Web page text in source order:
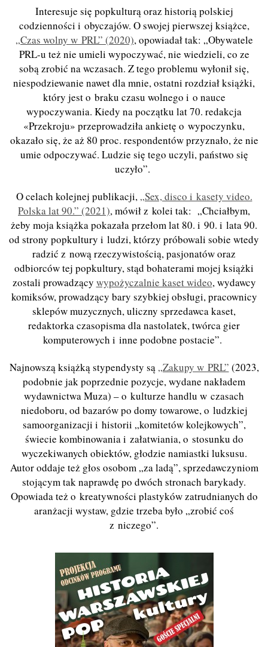
Interesuje się popkulturą oraz historią polskiej
codzienności i obyczajów. O swojej pierwszej książce,
„Czas wolny w PRL” (2020), opowiadał tak: „Obywatele
PRL-u też nie umieli wypoczywać, nie wiedzieli, co ze
sobą zrobić na wczasach. Z tego problemu wyłonił się,
niespodziewanie nawet dla mnie, ostatni rozdział książki,
który jest o braku czasu wolnego i o nauce
wypoczywania. Kiedy na początku lat 70. redakcja
«Przekroju» przeprowadziła ankietę o wypoczynku,
okazało się, że aż 80 proc. respondentów przyznało, że nie
umie odpoczywać. Ludzie się tego uczyli, państwo się
uczyło”.
O celach kolejnej publikacji, „Sex, disco i kasety video.
Polska lat 90.” (2021), mówił z kolei tak: „Chciałbym,
żeby moja książka pokazała przełom lat 80. i 90. i lata 90.
od strony popkultury i ludzi, którzy próbowali sobie wtedy
radzić z nową rzeczywistością, pasjonatów oraz
odbiorców tej popkultury, stąd bohaterami mojej książki
zostali prowadzący wypożyczalnie kaset wideo, wydawcy
komiksów, prowadzący bary szybkiej obsługi, pracownicy
sklepów muzycznych, uliczny sprzedawca kaset,
redaktorka czasopisma dla nastolatek, twórca gier
komputerowych i inne podobne postacie”.
Najnowszą książką stypendysty są „Zakupy w PRL” (2023,
podobnie jak poprzednie pozycje, wydane nakładem
wydawnictwa Muza) – o kulturze handlu w czasach
niedoboru, od bazarów po domy towarowe, o ludzkiej
samoorganizacji i historii „komitetów kolejkowych”,
świecie kombinowania i załatwiania, o stosunku do
wyczekiwanych obiektów, głodzie namiastki luksusu.
Autor oddaje też głos osobom „za ladą”, sprzedawczyniom
stojącym tak naprawdę po dwóch stronach barykady.
Opowiada też o kreatywności plastyków zatrudnianych do
aranżacji wystaw, gdzie trzeba było „zrobić coś
z niczego”.